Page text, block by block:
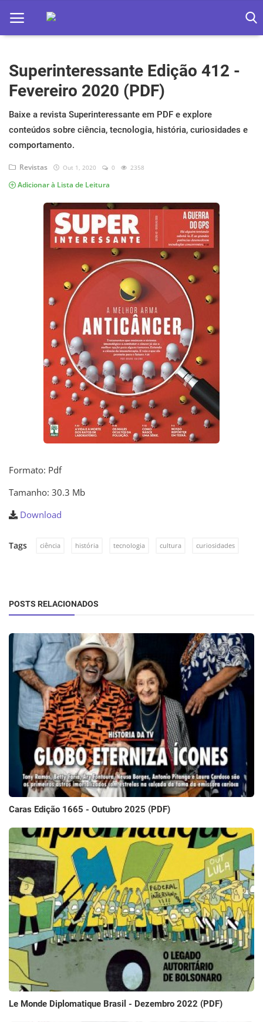
Home
Apps
Ebooks
Games
Web
Jogos hoje na TV
Superinteressante Edição 412 -
Fevereiro 2020 (PDF)
Baixe a revista Superinteressante em PDF e explore
conteúdos sobre ciência, tecnologia, história, curiosidades e
comportamento.
Revistas Out 1, 2020 0 2358
Adicionar à Lista de Leitura
Formato: Pdf
Tamanho: 30.3 Mb
Download
Tags ciência história tecnologia cultura curiosidades
POSTS RELACIONADOS
Caras Edição 1665 - Outubro 2025 (PDF)
Le Monde Diplomatique Brasil - Dezembro 2022 (PDF)